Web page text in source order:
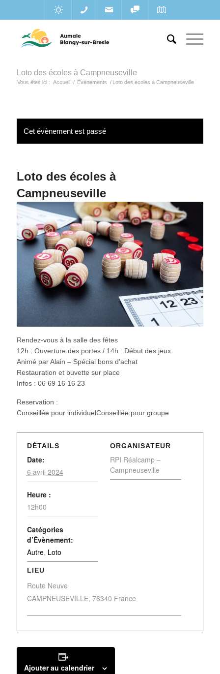
Loto des écoles à Campneuseville
Vous êtes ici : Accueil / Évènements / Loto des écoles à Campneuseville
Cet évènement est passé
Loto des écoles à
Campneuseville
Rendez-vous à la salle des fêtes
12h : Ouverture des portes / 14h : Début des jeux
Animé par Alain – Spécial bons d’achat
Restauration et buvette sur place
Infos : 06 69 16 16 23
Reservation :
Conseillée pour individuelConseillée pour groupe
DÉTAILS
Date:
6 avril 2024
Heure :
12h00
Catégories
d’Évènement:
Autre, Loto
LIEU
Route Neuve
CAMPNEUSEVILLE, 76340 France
ORGANISATEUR
RPI Réalcamp –
Campneuseville
Ajouter au calendrier